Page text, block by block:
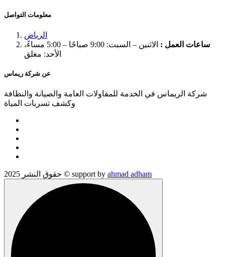
معلومات التواصل
الرياض
ساعات العمل :
الاثنين – السبت: 9:00 صباحًا – 5:00 مساءً،
الأحد: مغلق
عن شركة ريماس
شركة الريماس في الخدمة للمقاولات العامة والصيانة والنظافة
وكشف تسربات المياة
حقوق النشر 2025 © support by ahmad adham